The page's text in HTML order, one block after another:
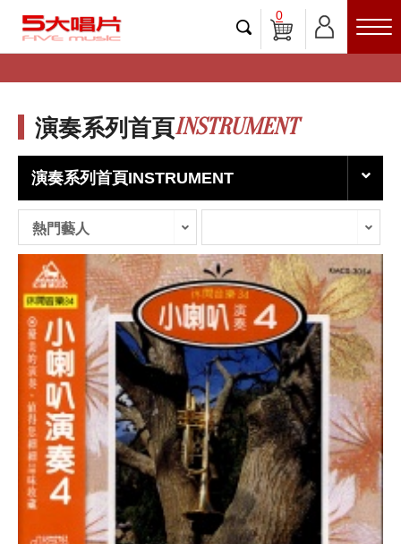
0
演奏系列首頁INSTRUMENT
演奏系列首頁INSTRUMENT
熱門藝人